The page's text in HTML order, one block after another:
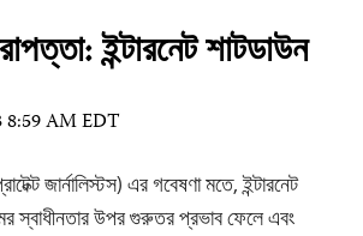
ইন্টারনেট শাটডাউন
8:59 AM EDT
জার্নালিস্টস) এর গবেষণা মতে, ইন্টারনেট
স্বাধীনতার উপর গুরুতর প্রভাব ফেলে এবং